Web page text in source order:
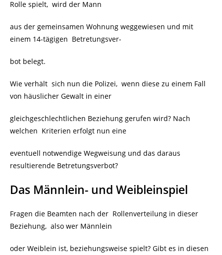
Rolle spielt, wird der Mann
aus der gemeinsamen Wohnung weggewiesen und mit
einem 14-tägigen Betretungsver-
bot belegt.
Wie verhält sich nun die Polizei, wenn diese zu einem Fall
von häuslicher Gewalt in einer
gleichgeschlechtlichen Beziehung gerufen wird? Nach
welchen Kriterien erfolgt nun eine
eventuell notwendige Wegweisung und das daraus
resultierende Betretungsverbot?
Das Männlein- und Weibleinspiel
Fragen die Beamten nach der Rollenverteilung in dieser
Beziehung, also wer Männlein
oder Weiblein ist, beziehungsweise spielt? Gibt es in diesen